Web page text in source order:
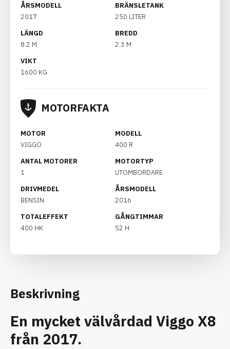
ÅRSMODELL
2017
BRÄNSLETANK
250 LITER
LÄNGD
8.2 M
BREDD
2.3 M
VIKT
1600 KG
MOTORFAKTA
MOTOR
VIGGO
MODELL
400 R
ANTAL MOTORER
1
MOTORTYP
UTOMBORDARE
DRIVMEDEL
BENSIN
ÅRSMODELL
2016
TOTALEFFEKT
400 HK
GÅNGTIMMAR
52 H
Beskrivning
En mycket välvårdad Viggo X8
från 2017.